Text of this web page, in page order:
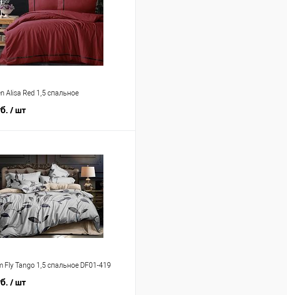
Alisa Red 1,5 спальное
/ шт
в 1 клик
Сравнение
В наличии
Fly Tango 1,5 спальное DF01-419
/ шт